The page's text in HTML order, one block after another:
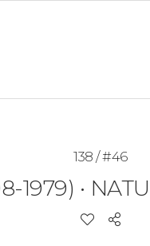
138 / #46
1979) •